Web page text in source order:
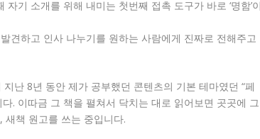
기 소개를 위해 내미는 첫번째 접촉 도구가 바로 ‘명함’이
견하고 인사 나누기를 원하는 사람에게 진짜로 전해주고
난 8년 동안 제가 공부했던 콘텐츠의 기본 테마였던 “페
. 이따금 그 책을 펼쳐서 닥치는 대로 읽어보면 곳곳에 그
책 원고를 쓰는 중입니다.